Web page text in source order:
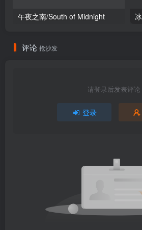
午夜之南/South of Midnight
评论 抢沙发
请登录后发表评论
登录